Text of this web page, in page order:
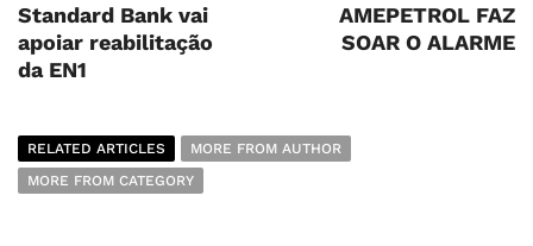
Standard Bank vai
apoiar reabilitação
da EN1
AMEPETROL FAZ
SOAR O ALARME
RELATED ARTICLES
MORE FROM AUTHOR
MORE FROM CATEGORY